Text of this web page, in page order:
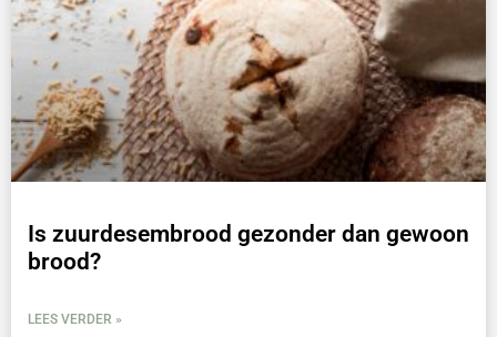
Is zuurdesembrood gezonder dan gewoon
brood?
LEES VERDER »